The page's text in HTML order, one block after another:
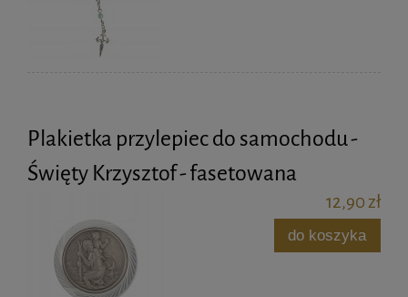
Plakietka przylepiec do samochodu -
Święty Krzysztof - fasetowana
12,90 zł
do koszyka